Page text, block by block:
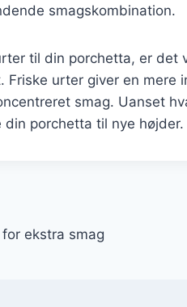
smagskombination.
til din porchetta, er det
Friske urter giver en mere
smag. Uanset
porchetta til nye højder.
ekstra smag